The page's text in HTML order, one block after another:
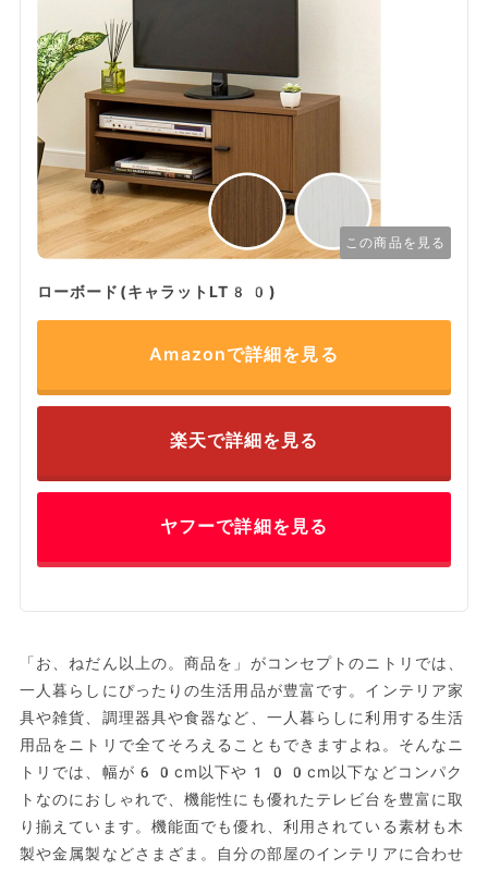
この商品を見る
ローボード(キャラットLT80)
Amazonで詳細を見る
楽天で詳細を見る
ヤフーで詳細を見る
「お、ねだん以上の。商品を」がコンセプトのニトリでは、
一人暮らしにぴったりの生活用品が豊富です。インテリア家
具や雑貨、調理器具や食器など、一人暮らしに利用する生活
用品をニトリで全てそろえることもできますよね。そんなニ
トリでは、幅が60cm以下や100cm以下などコンパク
トなのにおしゃれで、機能性にも優れたテレビ台を豊富に取
り揃えています。機能面でも優れ、利用されている素材も木
製や金属製などさまざま。自分の部屋のインテリアに合わせ